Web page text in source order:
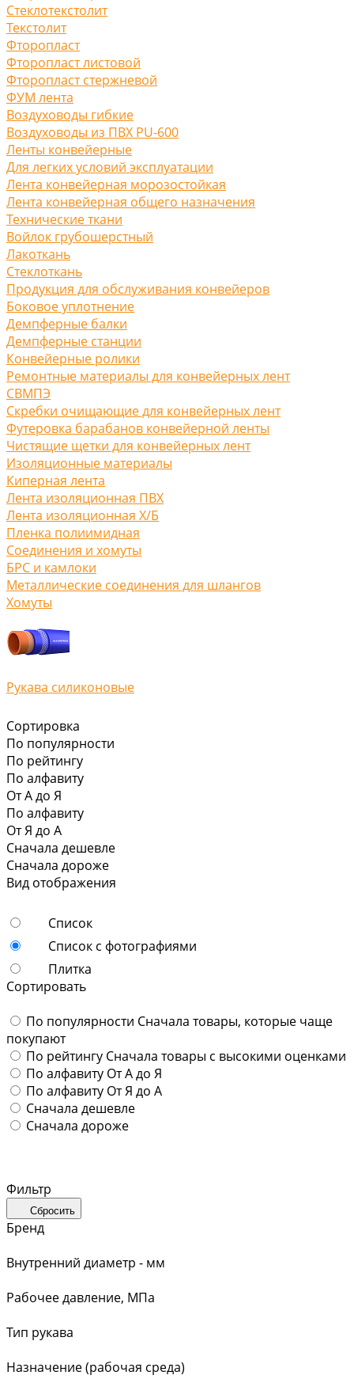
Стеклотекстолит
Текстолит
Фторопласт
Фторопласт листовой
Фторопласт стержневой
ФУМ лента
Воздуховоды гибкие
Воздуховоды из ПВХ PU-600
Ленты конвейерные
Для легких условий эксплуатации
Лента конвейерная морозостойкая
Лента конвейерная общего назначения
Технические ткани
Войлок грубошерстный
Лакоткань
Стеклоткань
Продукция для обслуживания конвейеров
Боковое уплотнение
Демпферные балки
Демпферные станции
Конвейерные ролики
Ремонтные материалы для конвейерных лент
СВМПЭ
Скребки очищающие для конвейерных лент
Футеровка барабанов конвейерной ленты
Чистящие щетки для конвейерных лент
Изоляционные материалы
Киперная лента
Лента изоляционная ПВХ
Лента изоляционная Х/Б
Пленка полиимидная
Соединения и хомуты
БРС и камлоки
Металлические соединения для шлангов
Хомуты
Рукава силиконовые
Сортировка
По популярности
По рейтингу
По алфавиту
От А до Я
По алфавиту
От Я до А
Сначала дешевле
Сначала дороже
Вид отображения
Список
Список с фотографиями
Плитка
Сортировать
По популярности Сначала товары, которые чаще
покупают
По рейтингу Сначала товары с высокими оценками
По алфавиту От А до Я
По алфавиту От Я до А
Сначала дешевле
Сначала дороже
Фильтр
Сбросить
Бренд
Внутренний диаметр - мм
Рабочее давление, МПа
Тип рукава
Назначение (рабочая среда)